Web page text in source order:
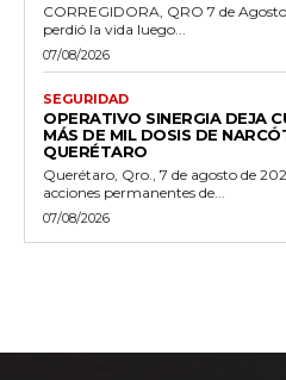
CORREGIDORA, QRO 7 de
perdió la vida luego...
07/08/2026
SEGURIDAD
OPERATIVO SINERGIA DEJA
MÁS DE MIL DOSIS DE
QUERÉTARO
Querétaro, Qro., 7 de agosto de
acciones permanentes de...
07/08/2026